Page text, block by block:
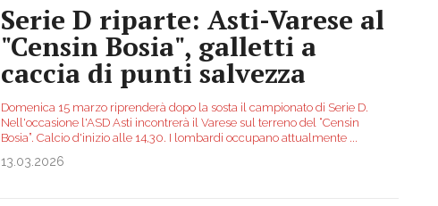
Serie D riparte: Asti-Varese al
"Censin Bosia", galletti a
caccia di punti salvezza
Domenica 15 marzo riprenderà dopo la sosta il campionato di Serie D.
Nell'occasione l'ASD Asti incontrerà il Varese sul terreno del “Censin
Bosia”. Calcio d'inizio alle 14,30. I lombardi occupano attualmente
13.03.2026